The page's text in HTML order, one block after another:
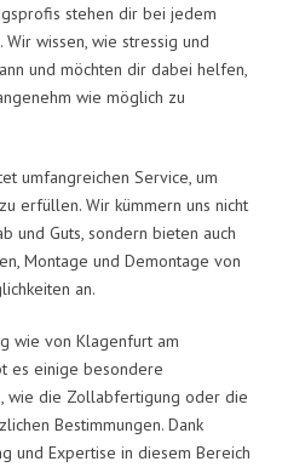
stehen dir bei jedem
wissen, wie stressig und
und möchten dir dabei helfen,
wie möglich zu
umfangreichen Service, um
erfüllen. Wir kümmern uns nicht
und Guts, sondern bieten auch
Montage und Demontage von
an.
wie von Klagenfurt am
es einige besondere
wie die Zollabfertigung oder die
Bestimmungen. Dank
und Expertise in diesem Bereich